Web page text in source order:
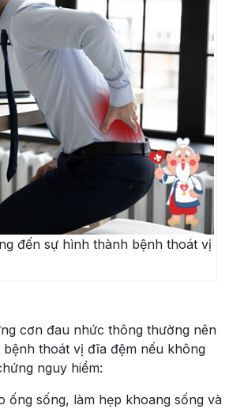
đến sự hình thành bệnh thoát vị
cơn đau nhức thông thường nên
thoát vị đĩa đệm nếu không
nguy hiểm:
ống sống, làm hẹp khoang sống và